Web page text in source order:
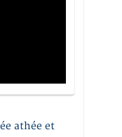
athée et